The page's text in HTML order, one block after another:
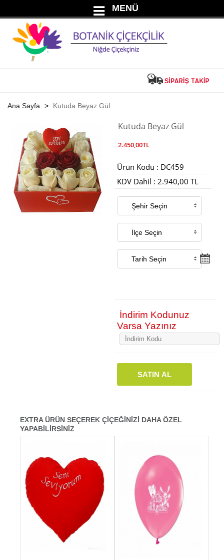
MENÜ
Ana Sayfa Kutuda Beyaz Gül
Kutuda Beyaz Gül
2.450,00TL
Ürün Kodu : DC459
KDV Dahil : 2.940,00 TL
İndirim Kodunuz
Varsa Yazınız
SATIN AL
EXTRA ÜRÜN SEÇEREK ÇİÇEĞİNİZİ DAHA ÖZEL
YAPABİLİRSİNİZ